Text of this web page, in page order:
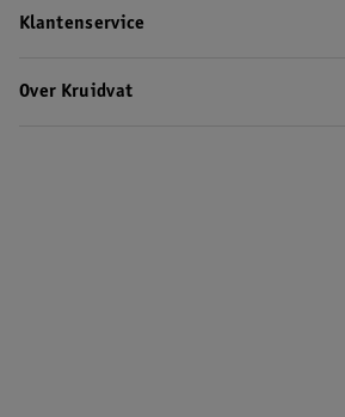
Klantenservice
Over Kruidvat